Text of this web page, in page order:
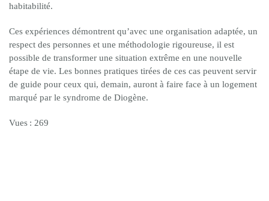
habitabilité.
Ces expériences démontrent qu’avec une organisation adaptée, un
respect des personnes et une méthodologie rigoureuse, il est
possible de transformer une situation extrême en une nouvelle
étape de vie. Les bonnes pratiques tirées de ces cas peuvent servir
de guide pour ceux qui, demain, auront à faire face à un logement
marqué par le syndrome de Diogène.
Vues : 269